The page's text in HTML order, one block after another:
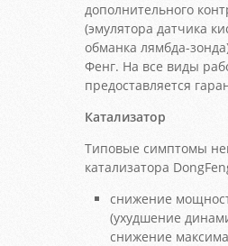
дополнительного
(эмулятора датчика
обманка лямбда-
Фенг. На все виды
предоставляется
Катализатор
Типовые симптомы
катализатора
снижение
(ухудшение
снижение